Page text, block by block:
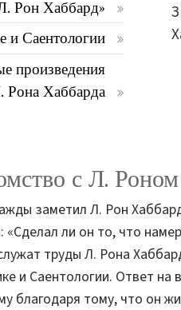
Рон Хаббард»
и Саентологии
произведения
Рона Хаббарда
с Л.
заметил Л. Рон
«Сделал ли он то, что
труды Л. Рона
и Саентологии. Ответ
благодаря тому, что он